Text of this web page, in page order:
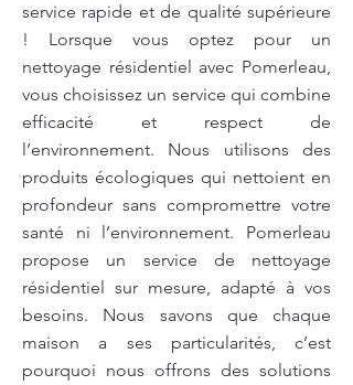
service rapide et de qualité supérieure
! Lorsque vous optez pour un
nettoyage résidentiel avec Pomerleau,
vous choisissez un service qui combine
efficacité et respect de
l’environnement. Nous utilisons des
produits écologiques qui nettoient en
profondeur sans compromettre votre
santé ni l’environnement. Pomerleau
propose un service de nettoyage
résidentiel sur mesure, adapté à vos
besoins. Nous savons que chaque
maison a ses particularités, c’est
pourquoi nous offrons des solutions